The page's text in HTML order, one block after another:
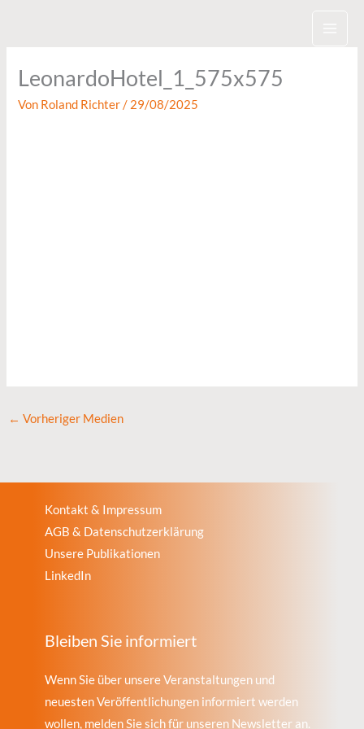
LeonardoHotel_1_575x575
Von Roland Richter/ 29/08/2025
← Vorheriger Medien
Kontakt & Impressum
AGB & Datenschutzerklärung
Unsere Publikationen
LinkedIn
Bleiben Sie informiert
Wenn Sie über unsere Veranstaltungen und
neuesten Veröffentlichungen informiert werden
wollen, melden Sie sich für unseren Newsletter an.